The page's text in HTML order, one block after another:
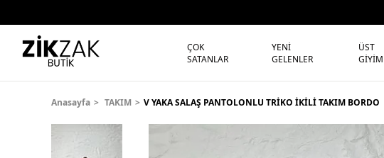
ÇOK
SATANLAR
YENİ
GELENLER
ÜST
GİYİM
Anasayfa TAKIM V YAKA SALAŞ PANTOLONLU TRİKO İKİLİ TAKIM BORDO